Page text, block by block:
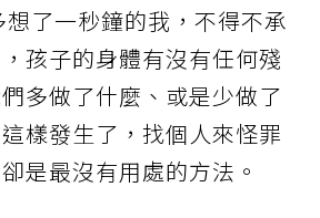
了一秒鐘的我，不得不承
孩子的身體有沒有任何殘
多做了什麼、或是少做了
樣發生了，找個人來怪罪
是最沒有用處的方法。